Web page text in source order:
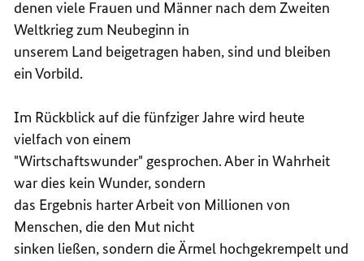
denen viele Frauen und Männer nach dem Zweiten
Weltkrieg zum Neubeginn in
unserem Land beigetragen haben, sind und bleiben
ein Vorbild.
Im Rückblick auf die fünfziger Jahre wird heute
vielfach von einem
"Wirtschaftswunder" gesprochen. Aber in Wahrheit
war dies kein Wunder, sondern
das Ergebnis harter Arbeit von Millionen von
Menschen, die den Mut nicht
sinken ließen, sondern die Ärmel hochgekrempelt und